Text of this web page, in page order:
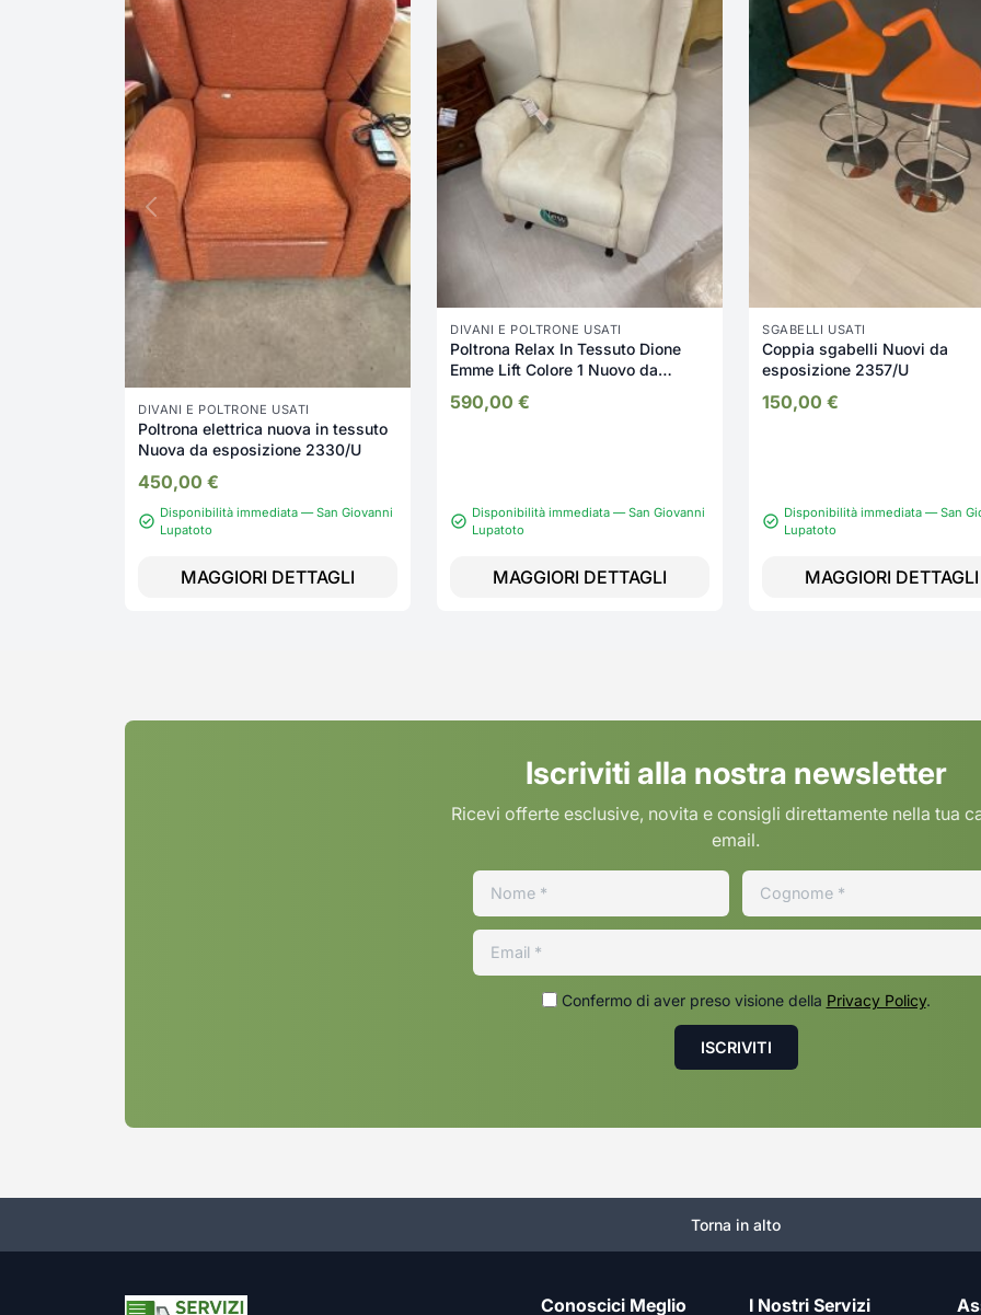
DIVANI E POLTRONE USATI
Poltrona elettrica nuova in tessuto
Nuova da esposizione 2330/U
450,00 €
Disponibilità immediata — San Giovanni
Lupatoto
MAGGIORI DETTAGLI
DIVANI E POLTRONE USATI
Poltrona Relax In Tessuto Dione
Emme Lift Colore 1 Nuovo da
590,00 €
Disponibilità immediata — San Giovanni
Lupatoto
MAGGIORI DETTAGLI
SGABELLI USATI
Coppia sgabelli Nuovi da
esposizione 2357/U
150,00 €
Disponibilità immediata — San
Lupatoto
MAGGIORI DETTAGLI
Iscriviti alla nostra newsletter
Ricevi offerte esclusive, novita e consigli direttamente nella tua
email.
Confermo di aver preso visione della Privacy Policy.
Torna in alto
Conoscici Meglio I Nostri Servizi